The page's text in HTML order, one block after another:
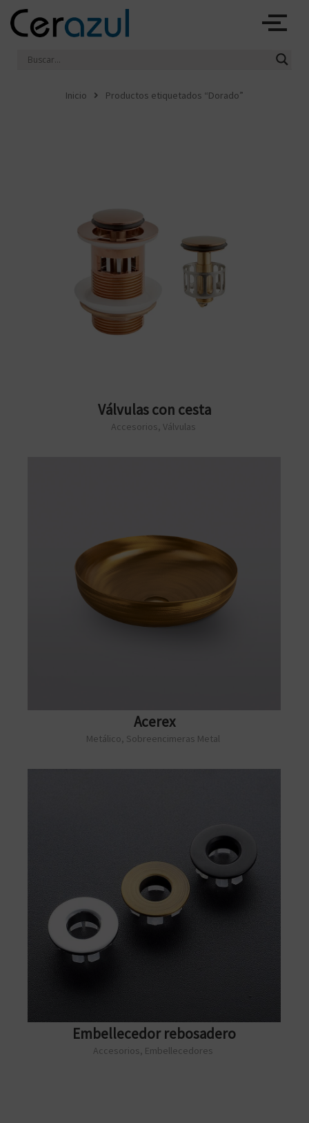
Inicio Productos etiquetados “Dorado”
Válvulas con cesta
Accesorios, Válvulas
Acerex
Metálico, Sobreencimeras Metal
Embellecedor rebosadero
Accesorios, Embellecedores